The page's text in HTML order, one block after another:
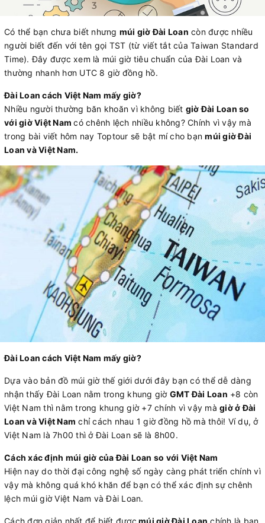
Có thể bạn chưa biết nhưng múi giờ Đài Loan còn được nhiều
người biết đến với tên gọi TST (từ viết tắt của Taiwan Standard
Time). Đây được xem là múi giờ tiêu chuẩn của Đài Loan và
thường nhanh hơn UTC 8 giờ đồng hồ.
Đài Loan cách Việt Nam mấy giờ?
Nhiều người thường băn khoăn vì không biết giờ Đài Loan so
với giờ Việt Namcó chênh lệch nhiều không? Chính vì vậy mà
trong bài viết hôm nay Toptour sẽ bật mí cho bạnmúi giờ Đài
Loan và Việt Nam.
Đài Loan cách Việt Nam mấy giờ?
Dựa vào bản đồ múi giờ thế giới dưới đây bạn có thể dễ dàng
nhận thấy Đài Loan nằm trong khung giờ GMT Đài Loan +8 còn
Việt Nam thì nằm trong khung giờ +7 chính vì vậy mà giờ ở Đài
Loan và Việt Nam chỉ cách nhau 1 giờ đồng hồ mà thôi! Ví dụ, ở
Việt Nam là 7h00 thì ở Đài Loan sẽ là 8h00.
Cách xác định múi giờ của Đài Loan so với Việt Nam
Hiện nay do thời đại công nghệ số ngày càng phát triển chính vì
vậy mà không quá khó khăn để bạn có thể xác định sự chênh
lệch múi giờ Việt Nam và Đài Loan.